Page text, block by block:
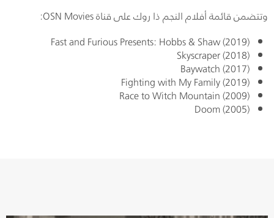
وتتضمن قائمة أفلام النجم ذا روك على قناةOSN Movies
:
Fast and Furious Presents: Hobbs & Shaw (2019)
Skyscraper (2018)
Baywatch (2017)
Fighting with My Family (2019)
Race to Witch Mountain (2009)
Doom (2005)